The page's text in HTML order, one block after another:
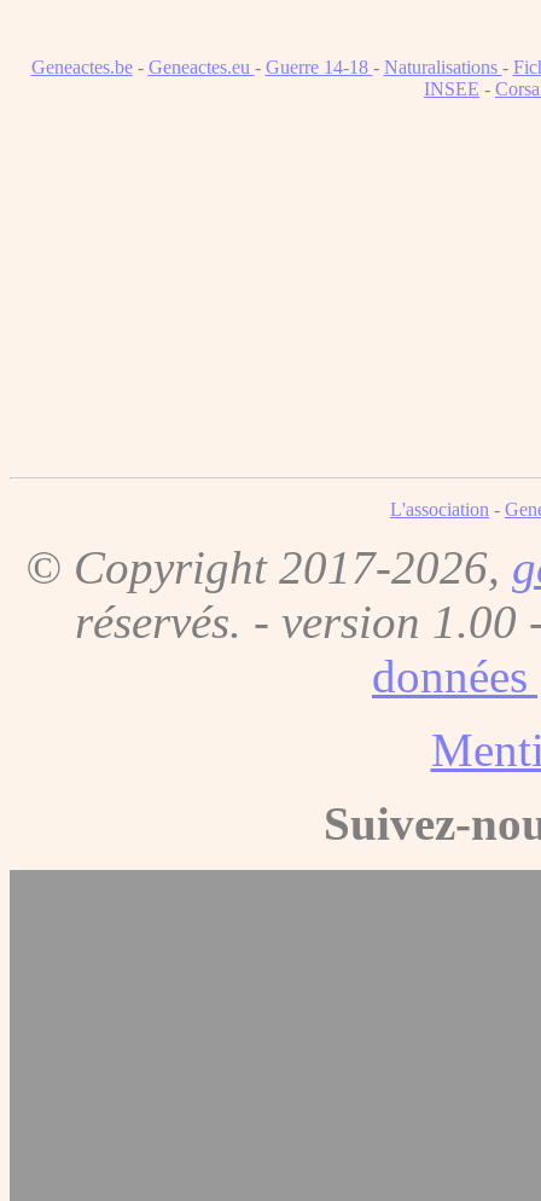
Geneactes.be- Geneactes.eu - Guerre 14-18 - Naturalisations -
INSEE -
L'association -
© Copyright 2017-2026,
réservés. - version 1.00
Suivez-